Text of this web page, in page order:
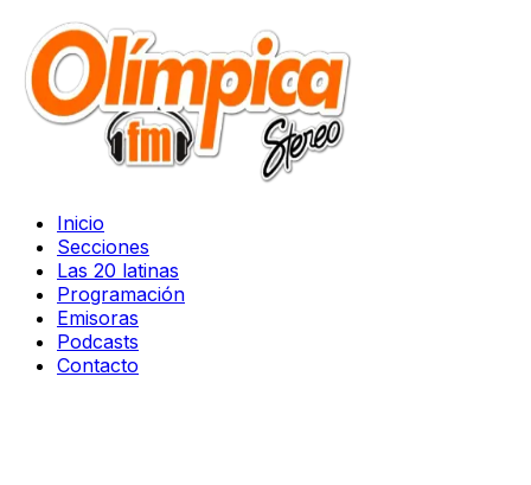
Inicio
Secciones
Las 20 latinas
Programación
Emisoras
Podcasts
Contacto